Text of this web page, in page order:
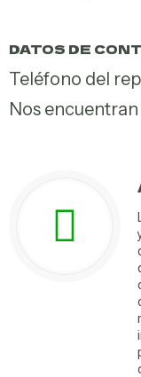
DATOS DE
Teléfono del
Nos